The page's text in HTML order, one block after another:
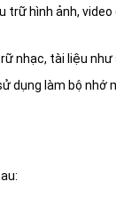
trữ hình ảnh,
nhạc, tài liệu như
dụng làm bộ nhớ